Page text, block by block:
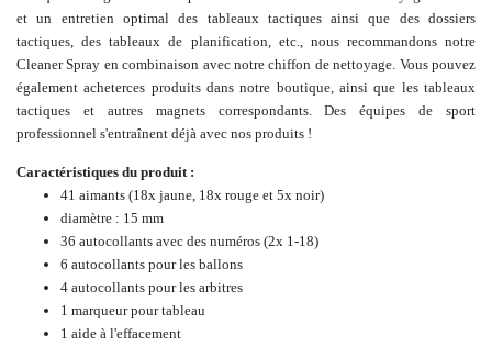
et un entretien optimal des tableaux tactiques ainsi que des dossiers
tactiques, des tableaux de planification, etc., nous recommandons notre
Cleaner Spray en combinaison avec notre chiffon de nettoyage. Vous pouvez
égalementacheterces produits dans notre boutique, ainsi que les tableaux
tactiques et autres magnets correspondants.Des équipes de sport
professionnel s'entraînent déjà avec nos produits !
Caractéristiques du produit :
41 aimants (18x jaune, 18x rouge et 5x noir)
diamètre : 15 mm
36 autocollants avec des numéros (2x 1-18)
6 autocollants pour les ballons
4 autocollants pour les arbitres
1 marqueur pour tableau
1 aide à l'effacement